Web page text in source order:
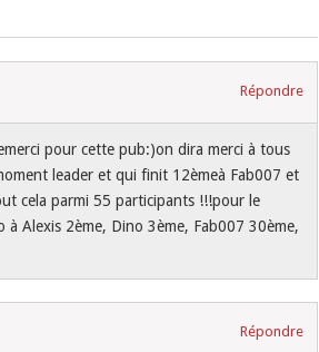
Répondre
pour cette pub:)on dira merci à tous
leader et qui finit 12èmeà Fab007 et
cela parmi 55 participants !!!pour le
Alexis 2ème, Dino 3ème, Fab007 30ème,
Répondre